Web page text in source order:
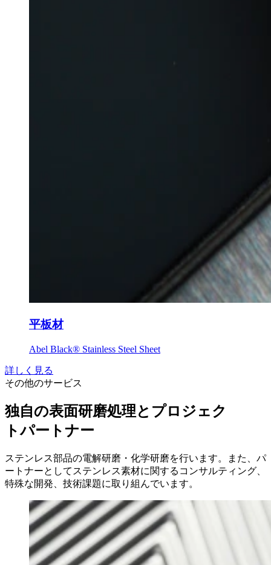
平板材
Abel Black® Stainless Steel Sheet
詳しく見る
その他のサービス
独自の表面研磨処理とプロジェク
トパートナー
ステンレス部品の電解研磨・化学研磨を行います。また、パ
ートナーとしてステンレス素材に関するコンサルティング、
特殊な開発、技術課題に取り組んでいます。